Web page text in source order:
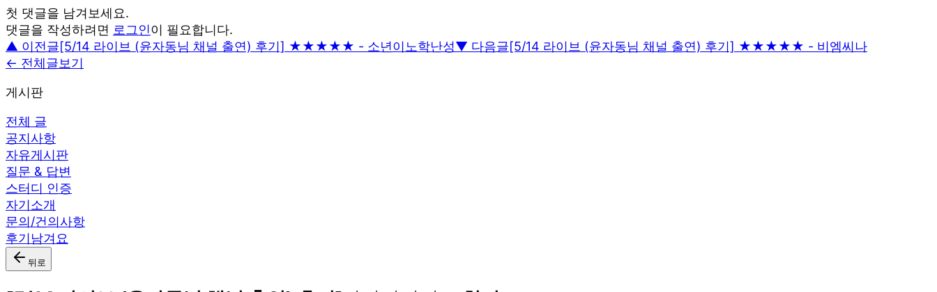
첫 댓글을 남겨보세요.
댓글을 작성하려면 로그인이 필요합니다.
▲ 이전글[5/14 라이브 (윤자동님 채널 출연) 후기] ★★★★★ - 소년이노학난성▼ 다음글[5/14 라이브 (윤자동님 채널 출연) 후기] ★★★★★ - 비엠씨나
← 전체글보기
게시판
전체 글
공지사항
자유게시판
질문 & 답변
스터디 인증
자기소개
문의/건의사항
후기남겨요
뒤로